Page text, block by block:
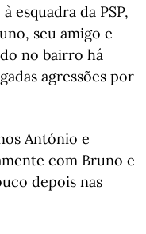
esquadra da PSP,
seu amigo e
no bairro há
agressões por
António e
com Bruno e
depois nas